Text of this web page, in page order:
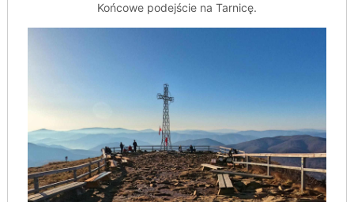
Końcowe podejście na Tarnicę.